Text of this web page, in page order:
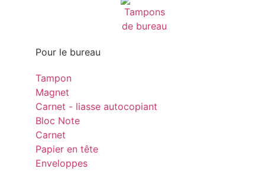
Pour le bureau
Tampon
Magnet
Carnet - liasse autocopiant
Bloc Note
Carnet
Papier en tête
Enveloppes